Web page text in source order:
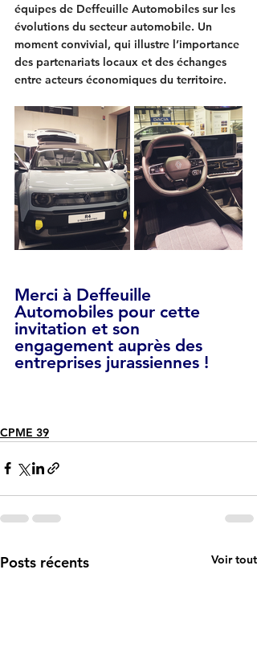
équipes de Deffeuille Automobiles sur les
évolutions du secteur automobile. Un
moment convivial, qui illustre l’importance
des partenariats locaux et des échanges
entre acteurs économiques du territoire.
Merci à Deffeuille
Automobiles pour cette
invitation et son
engagement auprès des
entreprises jurassiennes !
CPME 39
Posts récents Voir tout